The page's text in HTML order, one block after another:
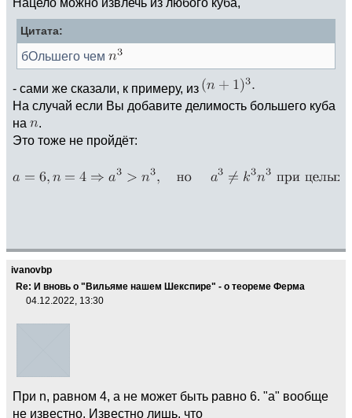
Цитата:
бОльшего чем
- сами же сказали, к примеру, из
На случай если Вы добавите делимость большего куба
на
.
Это тоже не пройдёт:
ivanovbp
Re: И вновь о "Вильяме нашем Шекспире" - о теореме Ферма
04.12.2022, 13:30
При n, равном 4, a не может быть равно 6. "а" вообще
не известно. Известно лишь, что